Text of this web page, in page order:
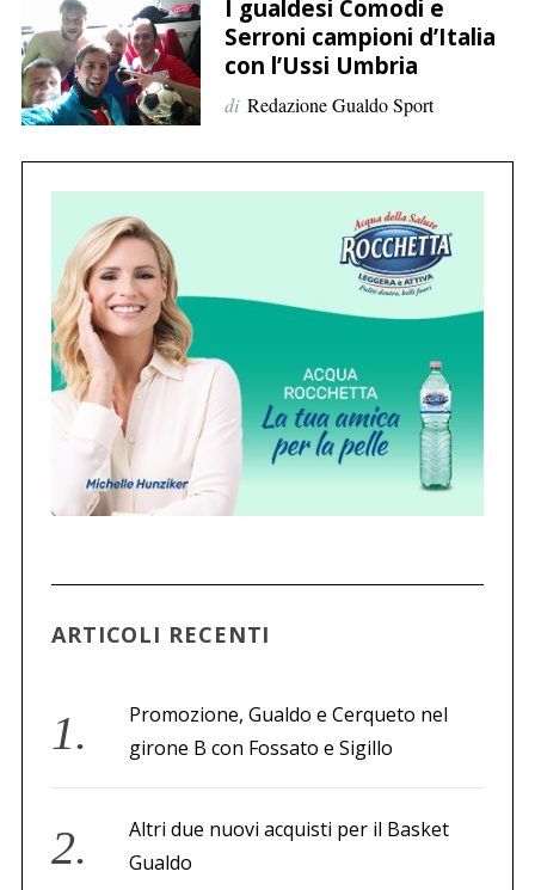
e
r
:
I gualdesi Comodi e
Serroni campioni d’Italia
con l’Ussi Umbria
di Redazione Gualdo Sport
ARTICOLI RECENTI
Promozione, Gualdo e Cerqueto nel
girone B con Fossato e Sigillo
Altri due nuovi acquisti per il Basket
Gualdo
C
e
r
p
r